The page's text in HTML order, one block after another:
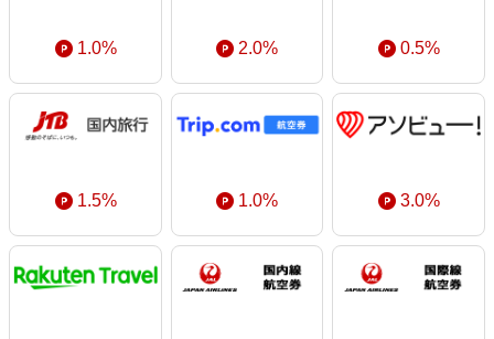
1.0% 2.0% 0.5%
1.5% 1.0% 3.0%